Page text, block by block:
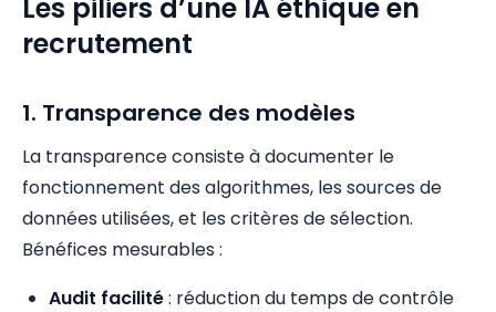
Les piliers d’une IA éthique en
recrutement
1. Transparence des modèles
La transparence consiste à documenter le
fonctionnement des algorithmes, les sources de
données utilisées, et les critères de sélection.
Bénéfices mesurables :
Audit facilité: réduction du temps de contrôle